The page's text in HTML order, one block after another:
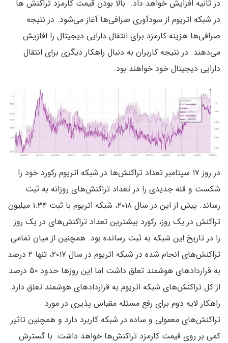
در ثانیه افزایش خواهد داد. بالا بودن قیمت کارمزد تراکنش ها
در شبکه اتریوم از سودآوری صرافی‌ها آغاز می‌شود. در نتیجه
صرافی‌ها هزینه کارمزد برای انتقال دارایی دیجیتال را افازیش
می‌دهند. در نتیجه کاربران به دنبال راهکار دیگری برای انتقال
دارایی دیجیتال خود خواهند بود.
در روز ۱۷ سپتامبر تعداد تراکنش‌ها در شبکه اتریوم رکورد خود را
شکست و قله جدیدی را در تعداد تراکنش‌های روزانه به ثبت
رساند. پیش از این در سال ۲۰۱۸، شبکه اتریوم با ثبت ۱.۳۴ میلیون
تراکنش در یک روز، رکورد بیشترین تعداد تراکنش‌های در یک روز
را در تاریخ این شبکه به ثبت رسانده بود. همچنین از میان تمامی
تراکنش‌های انجام شده در شبکه اتریوم در سال ۲۰۱۷، تنها ۲ درصد
به قراردادهای هوشمند تعلق داشت اما این روزها حدود ۵۰ درصد
از کل تراکنش‌های شبکه اتریوم به قراردادهای هوشمند تعلق دارد.
راهکار لایه دوم برای رفع مسئله مقیاس پذیری در مورد
تراکنش‌های معمولی و ساده در شبکه کاربرد دارد و همچنین تاثیر
کمی بر روی قیمت کارمزد تراکنش‌ها خواهد داشت. با گسترش